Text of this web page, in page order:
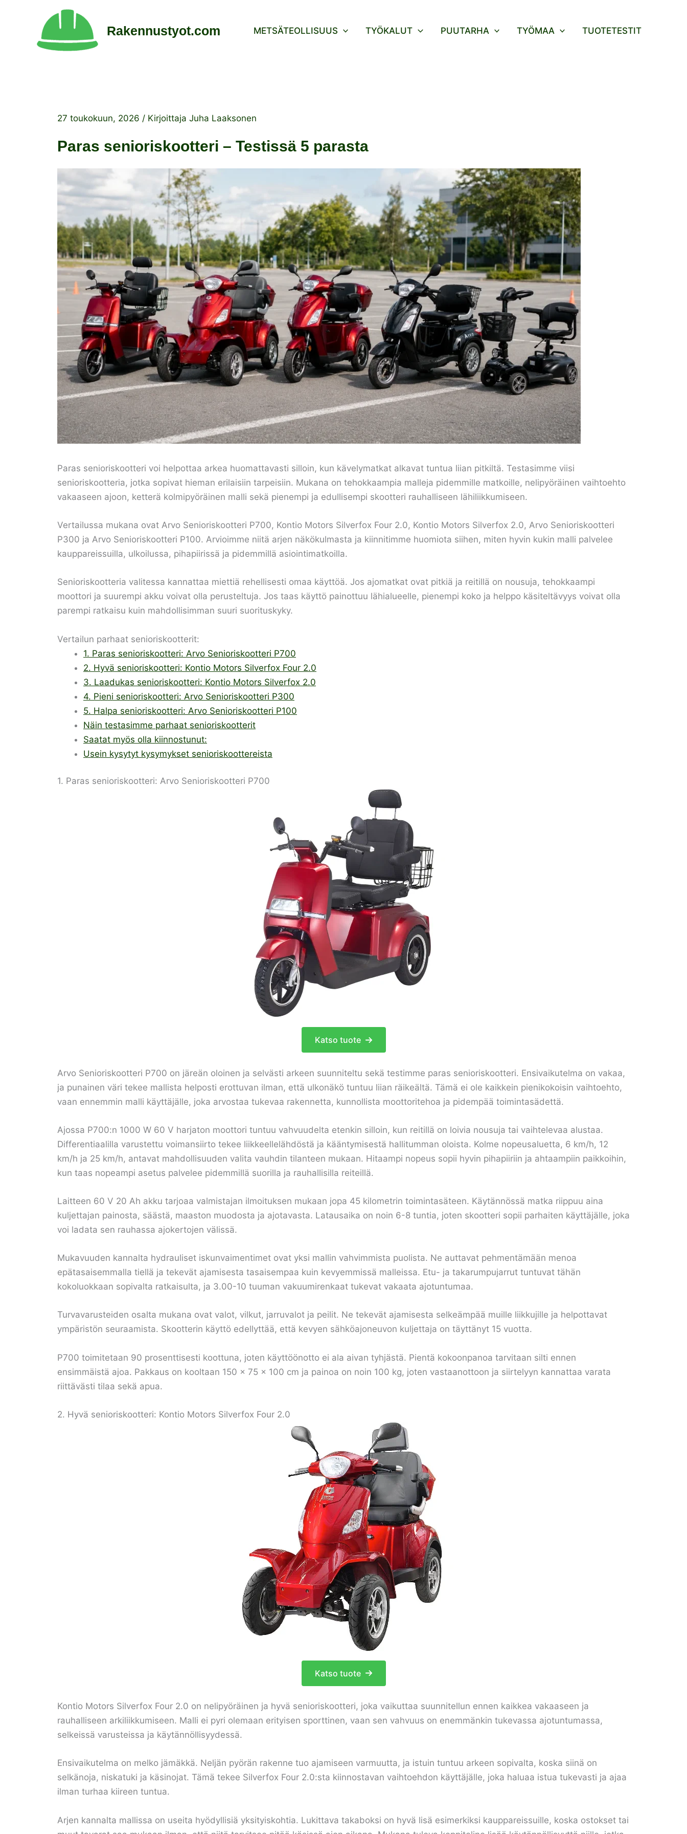
Rakennustyot.com METSÄTEOLLISUUS TYÖKALUT PUUTARHA TYÖMAA TUOTETESTIT
27 toukokuun, 2026 / Kirjoittaja Juha Laaksonen
Paras senioriskootteri – Testissä 5 parasta
Paras senioriskootteri voi helpottaa arkea huomattavasti silloin, kun kävelymatkat alkavat tuntua liian pitkiltä. Testasimme viisi
senioriskootteria, jotka sopivat hieman erilaisiin tarpeisiin. Mukana on tehokkaampia malleja pidemmille matkoille, nelipyöräinen vaihtoehto
vakaaseen ajoon, ketterä kolmipyöräinen malli sekä pienempi ja edullisempi skootteri rauhalliseen lähiliikkumiseen.
Vertailussa mukana ovat Arvo Senioriskootteri P700, Kontio Motors Silverfox Four 2.0, Kontio Motors Silverfox 2.0, Arvo Senioriskootteri
P300 ja Arvo Senioriskootteri P100. Arvioimme niitä arjen näkökulmasta ja kiinnitimme huomiota siihen, miten hyvin kukin malli palvelee
kauppareissuilla, ulkoilussa, pihapiirissä ja pidemmillä asiointimatkoilla.
Senioriskootteria valitessa kannattaa miettiä rehellisesti omaa käyttöä. Jos ajomatkat ovat pitkiä ja reitillä on nousuja, tehokkaampi
moottori ja suurempi akku voivat olla perusteltuja. Jos taas käyttö painottuu lähialueelle, pienempi koko ja helppo käsiteltävyys voivat olla
parempi ratkaisu kuin mahdollisimman suuri suorituskyky.
Vertailun parhaat senioriskootterit:
1. Paras senioriskootteri: Arvo Senioriskootteri P700
2. Hyvä senioriskootteri: Kontio Motors Silverfox Four 2.0
3. Laadukas senioriskootteri: Kontio Motors Silverfox 2.0
4. Pieni senioriskootteri: Arvo Senioriskootteri P300
5. Halpa senioriskootteri: Arvo Senioriskootteri P100
Näin testasimme parhaat senioriskootterit
Saatat myös olla kiinnostunut:
Usein kysytyt kysymykset senioriskoottereista
1. Paras senioriskootteri: Arvo Senioriskootteri P700
Katso tuote
Arvo Senioriskootteri P700 on järeän oloinen ja selvästi arkeen suunniteltu sekä testimme paras senioriskootteri. Ensivaikutelma on vakaa,
ja punainen väri tekee mallista helposti erottuvan ilman, että ulkonäkö tuntuu liian räikeältä. Tämä ei ole kaikkein pienikokoisin vaihtoehto,
vaan ennemmin malli käyttäjälle, joka arvostaa tukevaa rakennetta, kunnollista moottoritehoa ja pidempää toimintasädettä.
Ajossa P700:n 1000 W 60 V harjaton moottori tuntuu vahvuudelta etenkin silloin, kun reitillä on loivia nousuja tai vaihtelevaa alustaa.
Differentiaalilla varustettu voimansiirto tekee liikkeellelähdöstä ja kääntymisestä hallitumman oloista. Kolme nopeusaluetta, 6 km/h, 12
km/h ja 25 km/h, antavat mahdollisuuden valita vauhdin tilanteen mukaan. Hitaampi nopeus sopii hyvin pihapiiriin ja ahtaampiin paikkoihin,
kun taas nopeampi asetus palvelee pidemmillä suorilla ja rauhallisilla reiteillä.
Laitteen 60 V 20 Ah akku tarjoaa valmistajan ilmoituksen mukaan jopa 45 kilometrin toimintasäteen. Käytännössä matka riippuu aina
kuljettajan painosta, säästä, maaston muodosta ja ajotavasta. Latausaika on noin 6-8 tuntia, joten skootteri sopii parhaiten käyttäjälle, joka
voi ladata sen rauhassa ajokertojen välissä.
Mukavuuden kannalta hydrauliset iskunvaimentimet ovat yksi mallin vahvimmista puolista. Ne auttavat pehmentämään menoa
epätasaisemmalla tiellä ja tekevät ajamisesta tasaisempaa kuin kevyemmissä malleissa. Etu- ja takarumpujarrut tuntuvat tähän
kokoluokkaan sopivalta ratkaisulta, ja 3.00-10 tuuman vakuumirenkaat tukevat vakaata ajotuntumaa.
Turvavarusteiden osalta mukana ovat valot, vilkut, jarruvalot ja peilit. Ne tekevät ajamisesta selkeämpää muille liikkujille ja helpottavat
ympäristön seuraamista. Skootterin käyttö edellyttää, että kevyen sähköajoneuvon kuljettaja on täyttänyt 15 vuotta.
P700 toimitetaan 90 prosenttisesti koottuna, joten käyttöönotto ei ala aivan tyhjästä. Pientä kokoonpanoa tarvitaan silti ennen
ensimmäistä ajoa. Pakkaus on kooltaan 150 x 75 x 100 cm ja painoa on noin 100 kg, joten vastaanottoon ja siirtelyyn kannattaa varata
riittävästi tilaa sekä apua.
2. Hyvä senioriskootteri: Kontio Motors Silverfox Four 2.0
Katso tuote
Kontio Motors Silverfox Four 2.0 on nelipyöräinen ja hyvä senioriskootteri, joka vaikuttaa suunnitellun ennen kaikkea vakaaseen ja
rauhalliseen arkiliikkumiseen. Malli ei pyri olemaan erityisen sporttinen, vaan sen vahvuus on enemmänkin tukevassa ajotuntumassa,
selkeissä varusteissa ja käytännöllisyydessä.
Ensivaikutelma on melko jämäkkä. Neljän pyörän rakenne tuo ajamiseen varmuutta, ja istuin tuntuu arkeen sopivalta, koska siinä on
selkänoja, niskatuki ja käsinojat. Tämä tekee Silverfox Four 2.0:sta kiinnostavan vaihtoehdon käyttäjälle, joka haluaa istua tukevasti ja ajaa
ilman turhaa kiireen tuntua.
Arjen kannalta mallissa on useita hyödyllisiä yksityiskohtia. Lukittava takaboksi on hyvä lisä esimerkiksi kauppareissuille, koska ostokset tai